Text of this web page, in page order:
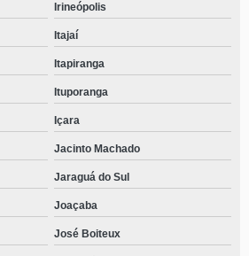
Irineópolis
Itajaí
Itapiranga
Ituporanga
Içara
Jacinto Machado
Jaraguá do Sul
Joaçaba
José Boiteux